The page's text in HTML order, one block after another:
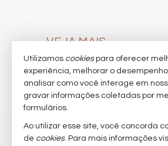
VEJA MAIS
receba nosso newsletter
indicadores financeiros
imóveis favoritos
Utilizamos cookiespara oferecer
experiência, melhorar o
analisar como você interage em
gravar informações coletadas por
formulários.
Ao utilizar esse site, você concorda
de cookies. Para mais informações